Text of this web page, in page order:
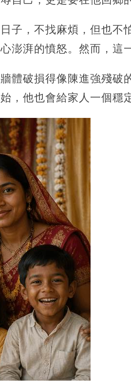
子，不找麻煩，但也
澎湃的憤怒。然而，這
體破損得像陳進強殘破
，他也會給家人一個穩